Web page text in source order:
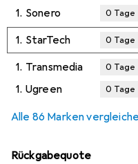
1. Sonero 0 Tage
1. StarTech 0 Tage
1. Transmedia 0 Tage
1. Ugreen 0 Tage
Alle 86 Marken
Rückgabequote